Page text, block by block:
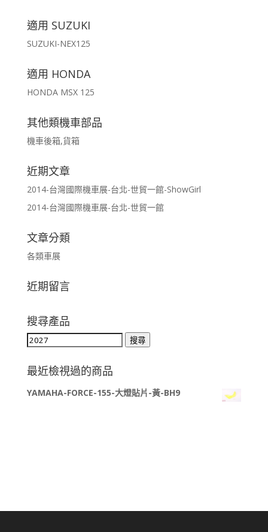
適用 SUZUKI
SUZUKI-NEX125
適用 HONDA
HONDA MSX 125
其他類機車部品
機車後箱,貨箱
近期文章
2014-台灣國際機車展-台北-世貿一館-ShowGirl
2014-台灣國際機車展-台北-世貿一館
文章分類
各類車展
近期留言
搜尋產品
搜
關
鍵
字:
搜尋
最近檢視過的商品
YAMAHA-FORCE-155-大燈貼片-黃-BH9